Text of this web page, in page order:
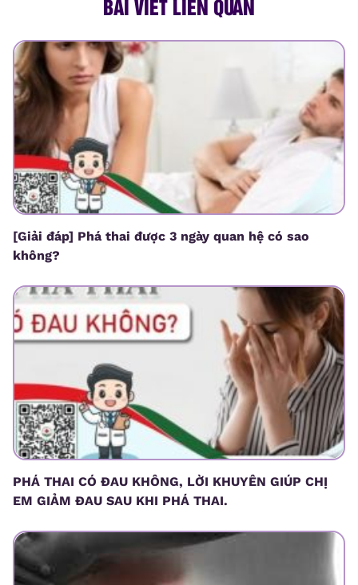
BÀI VIẾT LIÊN QUAN
[Giải đáp] Phá thai được 3 ngày quan hệ có sao
không?
PHÁ THAI CÓ ĐAU KHÔNG, LỜI KHUYÊN GIÚP CHỊ
EM GIẢM ĐAU SAU KHI PHÁ THAI.